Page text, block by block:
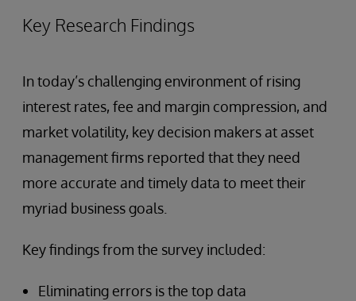
Key Research Findings
In today’s challenging environment of rising
interest rates, fee and margin compression, and
market volatility, key decision makers at asset
management firms reported that they need
more accurate and timely data to meet their
myriad business goals.
Key findings from the survey included:
Eliminating errors is the top data